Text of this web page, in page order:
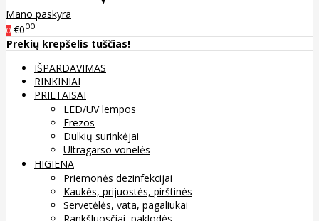
Mano paskyra
0 €000
Prekių krepšelis tuščias!
IŠPARDAVIMAS
RINKINIAI
PRIETAISAI
LED/UV lempos
Frezos
Dulkių surinkėjai
Ultragarso vonelės
HIGIENA
Priemonės dezinfekcijai
Kaukės, prijuostės, pirštinės
Servetėlės, vata, pagaliukai
Rankšluosčiai, paklodės